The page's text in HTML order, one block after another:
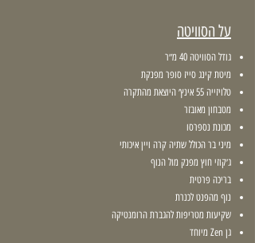
על הסוויטה
גודל הסוויטה 40 מ״ר
מיטת קינג סייז סופר מפנקת
טלויזייה 55 אינץ׳ היוצאת מהתקרה
מטבחון מאובזר
מכונת נספרסו
מיני בר הכולל שתיה קרה ויין איכותי
ג׳קוזי חוץ מפנק מול הנוף
בריכה פרטית
נוף מהפנט לכנרת
שקיעות מטריפות להגברת הרומנטיקה
גן Zen מיוחד